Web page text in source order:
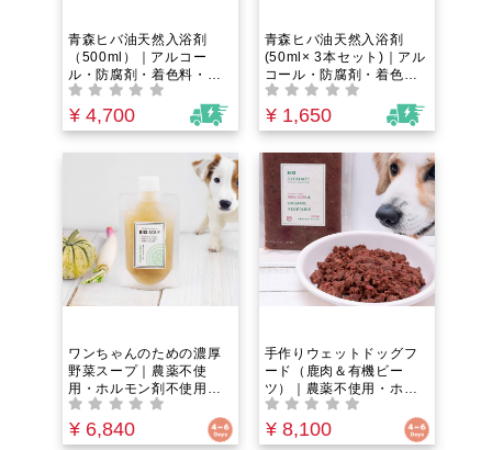
青森ヒバ油天然入浴剤
（500ml）｜アルコー
ル・防腐剤・着色料・人
工香料不使用。消臭・防
腐まで叶える”魔法”の精油
のみ使用。木の香りで癒
間。１００種類以上の天
然成分配合。肌・体臭の
お悩みにアプローチ！
¥ 4,700
青森ヒバ油天然入浴剤
(50ml× 3本セット)｜アル
コール・防腐剤・着色
料・人工香料不使用。消
臭・防腐まで叶える”魔
法”の精油のみ使用。木の
風呂時間。１００種類以
上の天然成分配合。肌・
体臭のお悩みにアプロー
チ！
¥ 1,650
ワンちゃんのための濃厚
野菜スープ｜農薬不使
用・ホルモン剤不使用・
抗生物質フリー｜免疫ケ
ア＆エイジングケア｜フ
ァイトケミカルたっぷ
¥ 6,840
手作りウェットドッグフ
ード（鹿肉＆有機ビー
ツ）｜農薬不使用・ホル
モン剤不使用・抗生物質
フリー｜野菜とお肉の水
分のみ！うまみ100%のウ
¥ 8,100